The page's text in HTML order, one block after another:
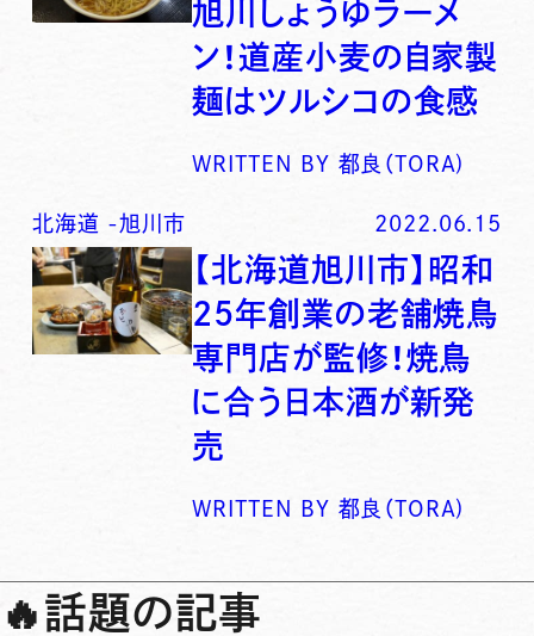
旭川しょうゆラーメ
ン！道産小麦の自家製
麺はツルシコの食感
WRITTEN BY 都良（TORA)
北海道 -旭川市 2022.06.15
【北海道旭川市】昭和
25年創業の老舗焼鳥
専門店が監修！焼鳥
に合う日本酒が新発
売
WRITTEN BY 都良（TORA)
🔥話題の記事